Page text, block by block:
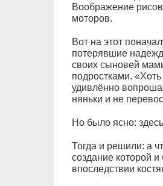
Воображение
моторов.
Вот на этот
потерявшие
своих сыновей
подростками.
удивлённо
няньки и не
Но было ясно:
Тогда и решили: а
создание которой
впоследствии